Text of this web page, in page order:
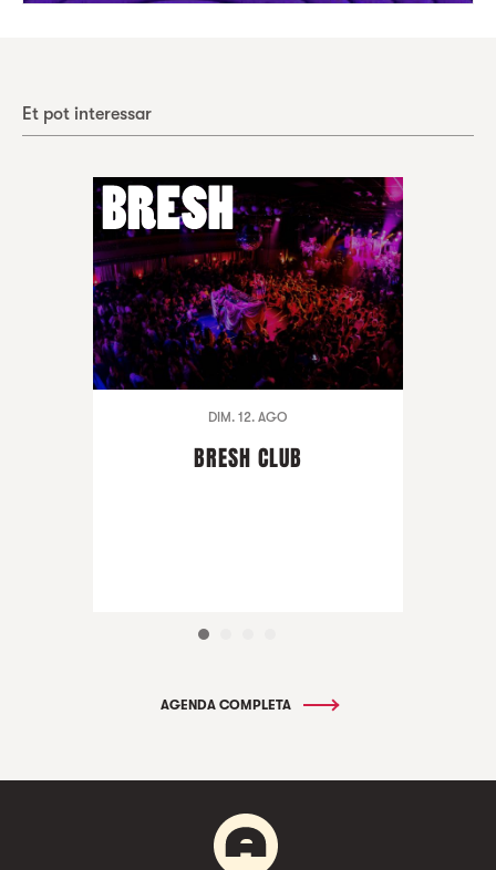
Et pot interessar
DIM. 12. AGO
BRESH CLUB
AGENDA COMPLETA